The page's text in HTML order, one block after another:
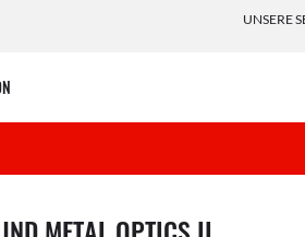
UNSERE
wurde von deiner Wunschliste entfernt